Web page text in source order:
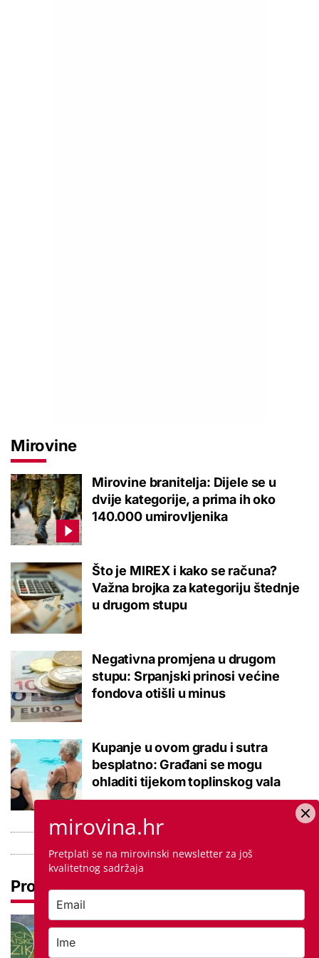
Mirovine
Mirovine branitelja: Dijele se u
dvije kategorije, a prima ih oko
140.000 umirovljenika
Što je MIREX i kako se računa?
Važna brojka za kategoriju štednje
u drugom stupu
Negativna promjena u drugom
stupu: Srpanjski prinosi većine
fondova otišli u minus
Kupanje u ovom gradu i sutra
besplatno: Građani se mogu
ohladiti tijekom toplinskog vala
Pročitaj još
Tokom ili tijekom nastave? Ova
mirovina.hr
Pretplati se na mirovinski newsletter za još
kvalitetnog sadržaja